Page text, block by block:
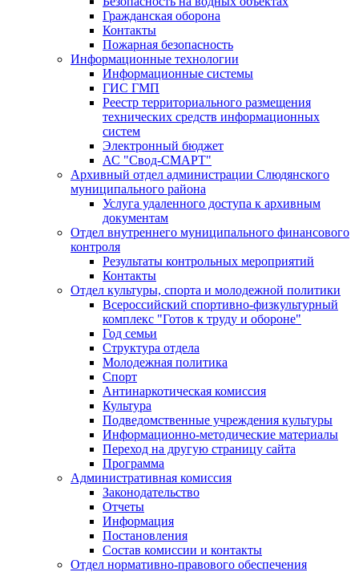
Гражданская оборона
Контакты
Пожарная безопасность
Информационные технологии
Информационные системы
ГИС ГМП
Реестр территориального размещения
технических средств информационных
систем
Электронный бюджет
АС "Свод-СМАРТ"
Архивный отдел администрации Слюдянского
муниципального района
Услуга удаленного доступа к архивным
документам
Отдел внутреннего муниципального финансового
контроля
Результаты контрольных мероприятий
Контакты
Отдел культуры, спорта и молодежной политики
Всероссийский спортивно-физкультурный
комплекс "Готов к труду и обороне"
Год семьи
Структура отдела
Молодежная политика
Спорт
Антинаркотическая комиссия
Культура
Подведомственные учреждения культуры
Информационно-методические материалы
Переход на другую страницу сайта
Программа
Административная комиссия
Законодательство
Отчеты
Информация
Постановления
Состав комиссии и контакты
Отдел нормативно-правового обеспечения